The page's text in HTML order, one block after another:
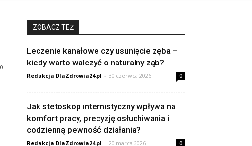
0
ZOBACZ TEŻ
Leczenie kanałowe czy usunięcie zęba –
kiedy warto walczyć o naturalny ząb?
Redakcja DlaZdrowia24.pl - 30 czerwca 2026 0
Jak stetoskop internistyczny wpływa na
komfort pracy, precyzję osłuchiwania i
codzienną pewność działania?
Redakcja DlaZdrowia24.pl - 20 marca 2026 0